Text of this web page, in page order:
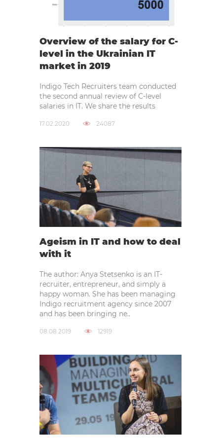
Overview of the salary for C-
level in the Ukrainian IT
market in 2019
Indigo Tech Recruiters team conducted
the second annual review of C-level
salaries in IT. We share the results
17.02.2020 24087
Ageism in IT and how to deal
with it
The author: Anya Stetsenko is an IT-
recruiter, entrepreneur, and simply a
happy woman. She has been managing
Indigo recruitment agency since 2007
and has been bringing ne..
08.08.2019 12919